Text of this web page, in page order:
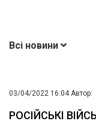
Всі новини
03/04/2022 16:04Автор:
РОСІЙСЬКІ